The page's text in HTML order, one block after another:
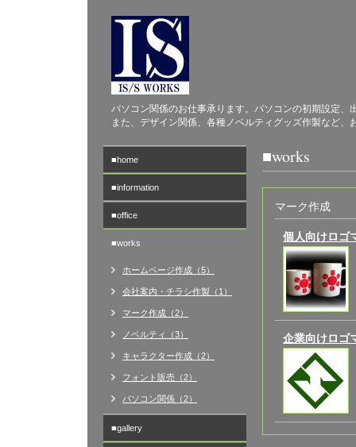
パソコン関係のお仕事承ります。パソコンの初期設定、
また、デザイン関係、各種ノベルティグッズ作製など、
■works
マーク作成
個人向けロゴ
企業向けロゴ
■home
■information
■office
■works
ホームページ作成（5）
会社案内・チラシ作製（1）
マーク作成（2）
ノベルティ（3）
キャラクター作成（2）
フォント販売（2）
パソコン関係（2）
■gallery